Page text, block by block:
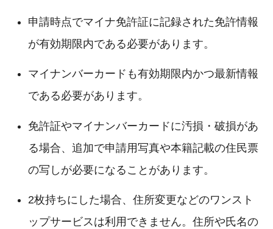
申請時点でマイナ免許証に記録された免許情報
が有効期限内である必要があります。
マイナンバーカードも有効期限内かつ最新情報
である必要があります。
免許証やマイナンバーカードに汚損・破損があ
る場合、追加で申請用写真や本籍記載の住民票
の写しが必要になることがあります。
2枚持ちにした場合、住所変更などのワンスト
ップサービスは利用できません。住所や氏名の